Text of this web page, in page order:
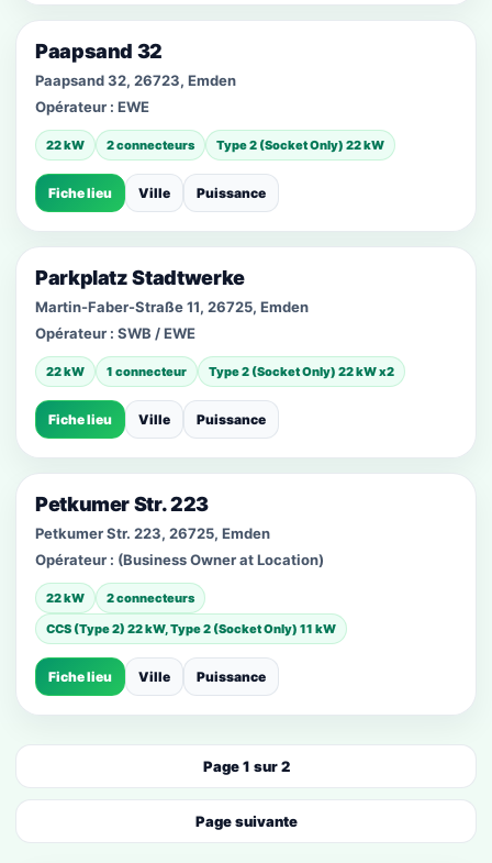
Paapsand 32
Paapsand 32, 26723, Emden
Opérateur : EWE
22 kW 2 connecteurs Type 2 (Socket Only) 22 kW
Fiche lieu Ville Puissance
Parkplatz Stadtwerke
Martin-Faber-Straße 11, 26725, Emden
Opérateur : SWB / EWE
22 kW 1 connecteur Type 2 (Socket Only) 22 kW x2
Fiche lieu Ville Puissance
Petkumer Str. 223
Petkumer Str. 223, 26725, Emden
Opérateur : (Business Owner at Location)
22 kW
2 connecteurs
CCS (Type 2) 22 kW, Type 2 (Socket Only) 11 kW
Fiche lieu Ville Puissance
Page 1 sur 2
Page suivante